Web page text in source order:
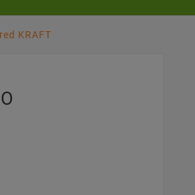
KRAFT